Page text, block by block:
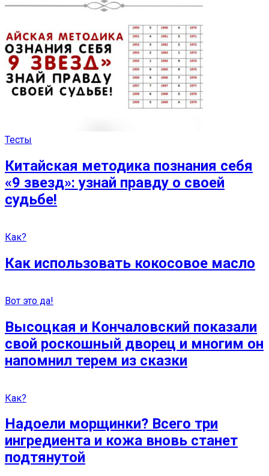
Тесты
Китайская методика познания себя
«9 звезд»: узнай правду о своей
судьбе!
Как?
Как использовать кокосовое масло
Вот это да!
Высоцкая и Кончаловский показали
свой роскошный дворец и многим он
напомнил терем из сказки
Как?
Надоели морщинки? Всего три
ингредиента и кожа вновь станет
подтянутой